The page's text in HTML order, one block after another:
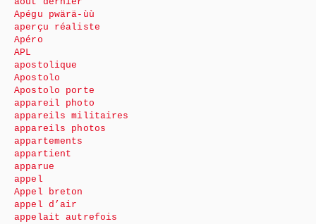
Apégu pwärä-ùù
aperçu réaliste
Apéro
APL
apostolique
Apostolo
Apostolo porte
appareil photo
appareils militaires
appareils photos
appartements
appartient
apparue
appel
Appel breton
appel d’air
appelait autrefois